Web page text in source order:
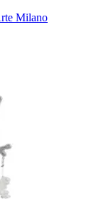
Milano